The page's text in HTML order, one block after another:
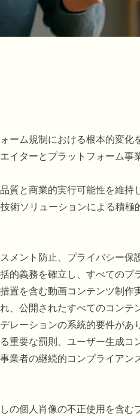
ーム規制における根本的変化
イターとプラットフォーム
質と商業的実行可能性を維
ソリューションによる積極
メント防止、プライバシー保
的義務を確立し、すべての
を含む動画コンテンツ制作
、公開されたすべてのコン
ーションの系統的要件があ
重要な罰則、ユーザー生成
業者の継続的コンプライア
の個人肖像の不正使用を含む